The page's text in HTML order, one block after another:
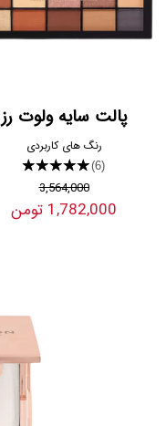
پالت سایه ولوت رز
رنگ های کاربردی
★★★★★(6)
3,564,000
1,782,000 تومن